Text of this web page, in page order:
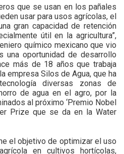
que se usan en los pañales
usar para usos agrícolas, el
gran capacidad de retención
útil en la agricultura”,
químico mexicano que vio
oportunidad de desarrollo
más de 18 años que trabaja
empresa Silos de Agua, que ha
diversas zonas de
de agua en el agro, por la
al próximo ‘Premio Nobel
Prize que se da en la Water
el objetivo de optimizar el uso
en cultivos hortícolas,